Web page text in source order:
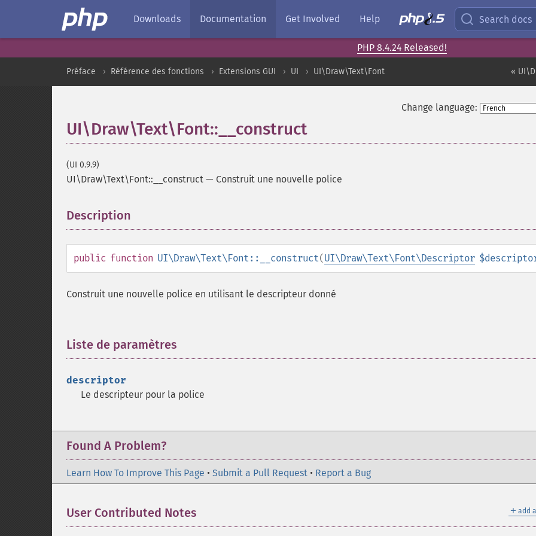
Downloads Documentation Get Involved Help Search docs
PHP 8.4.24 Released!
«
Préface Référence des fonctions Extensions GUI UI UI\Draw\Text\Font
Change language:
UI\Draw\Text\Font::__construct
(UI 0.9.9)
UI\Draw\Text\Font::__construct — Construit une nouvelle police
Description
public function UI\Draw\Text\Font::__construct(UI\Draw\Text\Font\Descriptor
Construit une nouvelle police en utilisant le descripteur donné
Liste de paramètres
descriptor
Le descripteur pour la police
Found A Problem?
Learn How To Improve This Page • Submit a Pull Request • Report a Bug
＋ add
User Contributed Notes